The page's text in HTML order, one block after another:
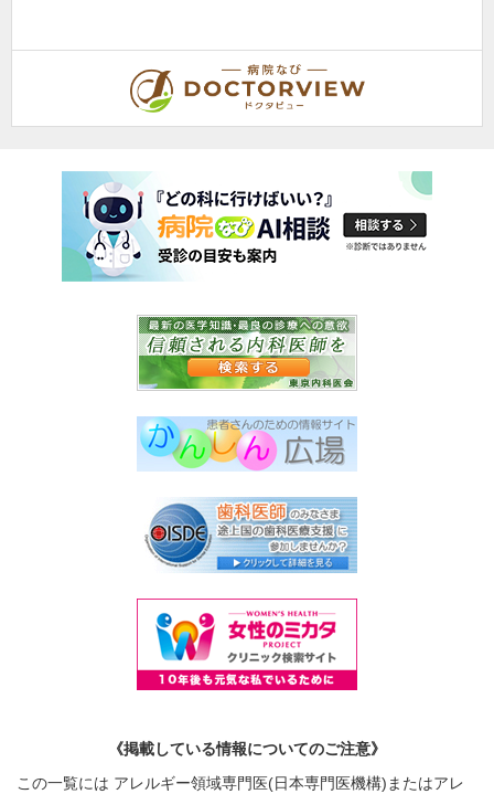
《掲載している情報についてのご注意》
この一覧には アレルギー領域専門医(日本専門医機構)またはアレ